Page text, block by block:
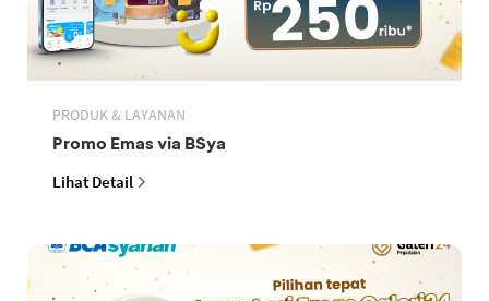
PRODUK & LAYANAN
Promo Emas via BSya
Lihat Detail